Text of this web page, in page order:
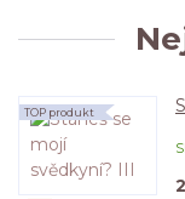
TOP produkt